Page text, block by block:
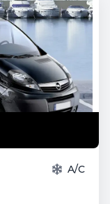
A/C